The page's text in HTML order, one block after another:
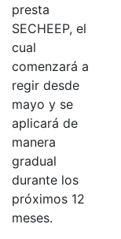
presta
SECHEEP, el
cual
comenzará a
regir desde
mayo y se
aplicará de
manera
gradual
durante los
próximos 12
meses.